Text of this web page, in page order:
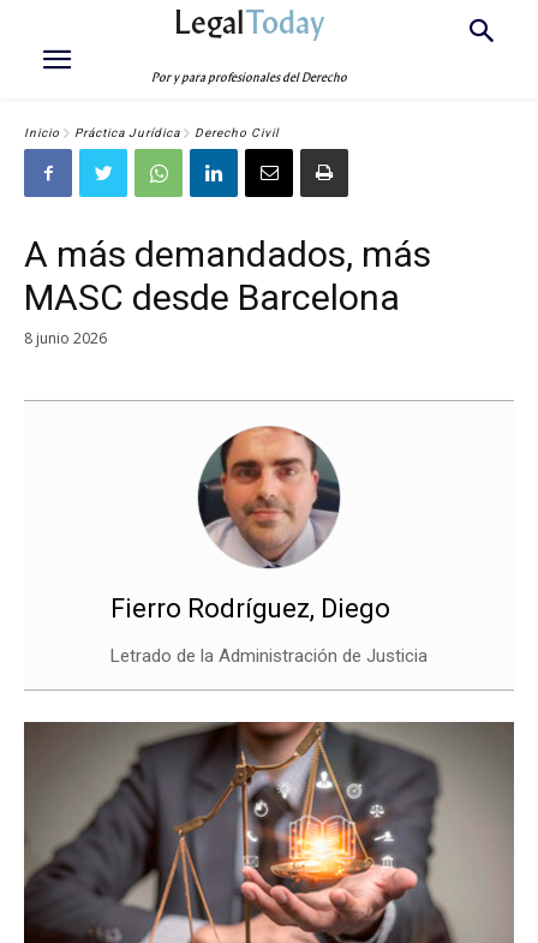
LegalToday
Por y para profesionales del Derecho
Inicio Práctica Jurídica Derecho Civil
A más demandados, más
MASC desde Barcelona
8 junio 2026
Fierro Rodríguez, Diego
Letrado de la Administración de Justicia